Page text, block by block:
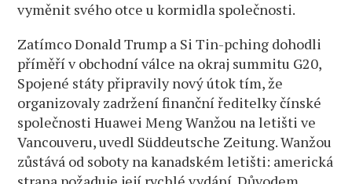
vyměnit svého otce u kormidla společnosti.
Zatímco Donald Trump a Si Tin-pching dohodli
příměří v obchodní válce na okraj summitu G20,
Spojené státy připravily nový útok tím, že
organizovaly zadržení finanční ředitelky čínské
společnosti Huawei Meng Wanžou na letišti ve
Vancouveru, uvedl Süddeutsche Zeitung. Wanžou
zůstává od soboty na kanadském letišti: americká